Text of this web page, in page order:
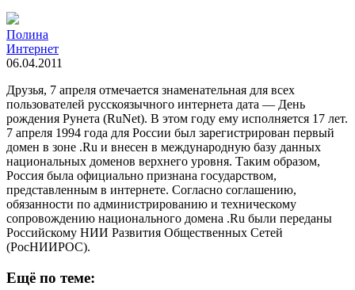
Полина
Интернет
06.04.2011
Друзья, 7 апреля отмечается знаменательная для всех
пользователей русскоязычного интернета дата — День
рождения Рунета (RuNet). В этом году ему исполняется 17 лет.
7 апреля 1994 года для России был зарегистрирован первый
домен в зоне .Ru и внесен в международную базу данных
национальных доменов верхнего уровня. Таким образом,
Россия была официально признана государством,
представленным в интернете. Согласно соглашению,
обязанности по администрированию и техническому
сопровождению национального домена .Ru были переданы
Российскому НИИ Развития Общественных Сетей
(РосНИИРОС).
Ещё по теме: